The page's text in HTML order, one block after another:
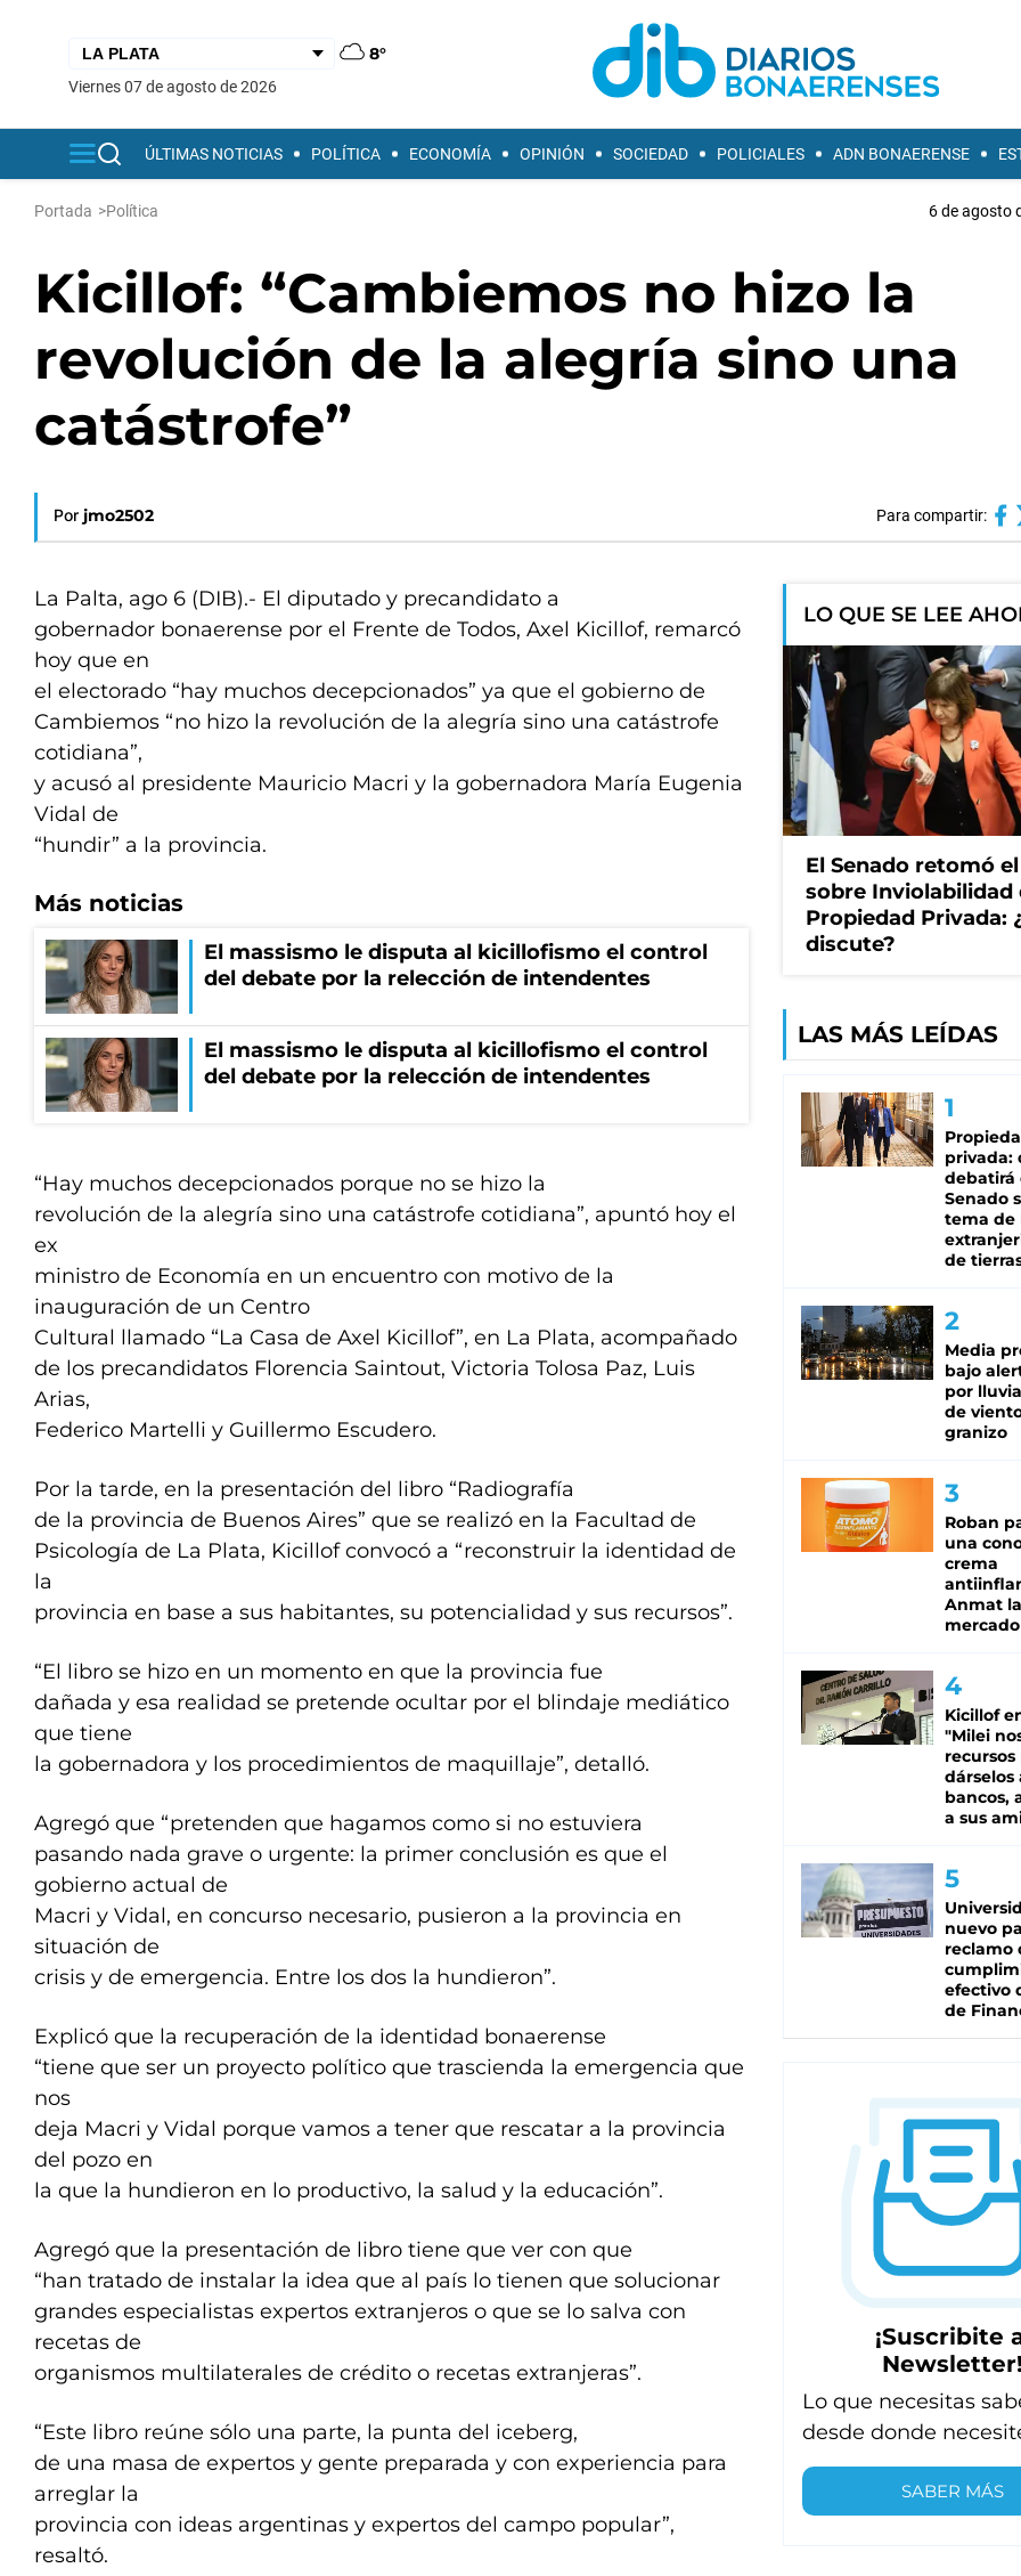
8°
viernes 07 de agosto de 2026
ÚLTIMAS NOTICIAS POLÍTICA ECONOMÍA OPINIÓN SOCIEDAD POLICIALES ADN BONAERENSE
Portada >Política 6 de agosto
Kicillof: “Cambiemos no hizo la
revolución de la alegría sino una
catástrofe”
Por jmo2502 Para compartir:
La Palta, ago 6 (DIB).- El diputado y precandidato a
gobernador bonaerense por el Frente de Todos, Axel Kicillof, remarcó
hoy que en
el electorado “hay muchos decepcionados” ya que el gobierno de
Cambiemos “no hizo la revolución de la alegría sino una catástrofe
cotidiana”,
y acusó al presidente Mauricio Macri y la gobernadora María Eugenia
Vidal de
“hundir” a la provincia.
Más noticias
El massismo le disputa al kicillofismo el control
del debate por la relección de intendentes
El massismo le disputa al kicillofismo el control
del debate por la relección de intendentes
“Hay muchos decepcionados porque no se hizo la
revolución de la alegría sino una catástrofe cotidiana”, apuntó hoy el
ex
ministro de Economía en un encuentro con motivo de la
inauguración de un Centro
Cultural llamado “La Casa de Axel Kicillof”, en La Plata, acompañado
de los precandidatos Florencia Saintout, Victoria Tolosa Paz, Luis
Arias,
Federico Martelli y Guillermo Escudero.
Por la tarde, en la presentación del libro “Radiografía
de la provincia de Buenos Aires” que se realizó en la Facultad de
Psicología de La Plata, Kicillof convocó a “reconstruir la identidad de
la
provincia en base a sus habitantes, su potencialidad y sus recursos”.
“El libro se hizo en un momento en que la provincia fue
dañada y esa realidad se pretende ocultar por el blindaje mediático
que tiene
la gobernadora y los procedimientos de maquillaje”, detalló.
Agregó que “pretenden que hagamos como si no estuviera
pasando nada grave o urgente: la primer conclusión es que el
gobierno actual de
Macri y Vidal, en concurso necesario, pusieron a la provincia en
situación de
crisis y de emergencia. Entre los dos la hundieron”.
Explicó que la recuperación de la identidad bonaerense
“tiene que ser un proyecto político que trascienda la emergencia que
nos
deja Macri y Vidal porque vamos a tener que rescatar a la provincia
del pozo en
la que la hundieron en lo productivo, la salud y la educación”.
Agregó que la presentación de libro tiene que ver con que
“han tratado de instalar la idea que al país lo tienen que solucionar
grandes especialistas expertos extranjeros o que se lo salva con
recetas de
organismos multilaterales de crédito o recetas extranjeras”.
“Este libro reúne sólo una parte, la punta del iceberg,
de una masa de expertos y gente preparada y con experiencia para
arreglar la
provincia con ideas argentinas y expertos del campo popular”,
resaltó.
LO QUE SE LEE
El Senado retomó
sobre Inviolabilidad
Propiedad Privada:
discute?
LAS MÁS LEÍDAS
privada:
debatirá
Senado
tema de
de
Media
bajo
por
de
granizo
Roban
una
crema
Anmat
mercado
Kicillof
"Milei
recursos
dárselos
bancos,
a sus
nuevo
reclamo
efectivo
de
¡Suscribite
Newsletter!
Lo que necesitas
desde donde
SABER MÁS